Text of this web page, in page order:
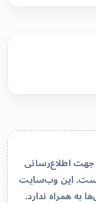
اطلاع‌رسانی
این وب‌سایت
به همراه ندارد.